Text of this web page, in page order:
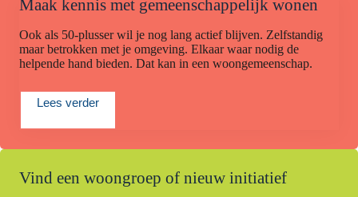
Maak kennis met gemeenschappelijk wonen
Ook als 50-plusser wil je nog lang actief blijven. Zelfstandig
maar betrokken met je omgeving. Elkaar waar nodig de
helpende hand bieden. Dat kan in een woongemeenschap.
Lees verder
Vind een woongroep of nieuw initiatief